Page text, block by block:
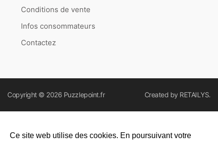
Conditions de vente
Infos consommateurs
Contactez
Copyright © 2026 Puzzlepoint.fr Created by RETAILYS.
Ce site web utilise des cookies. En poursuivant votre